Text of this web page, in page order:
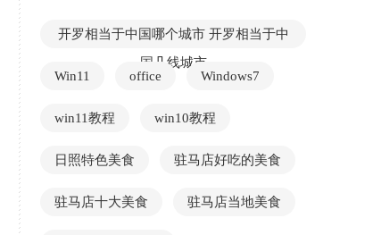
开罗相当于中国哪个城市 开罗相当于中
国几线城市
Win11
office Windows7
win11教程 win10教程
日照特色美食 驻马店好吃的美食
驻马店十大美食 驻马店当地美食